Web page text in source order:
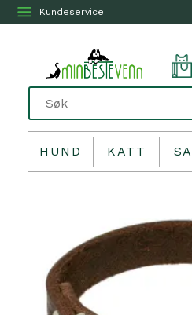
Kundeservice
HUND KATT